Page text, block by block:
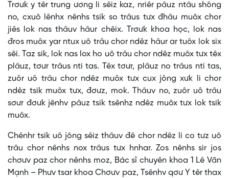
Trơưk y têr trung ương li sêiz kaz, nriêr pâuz ntâu shông
no, cxuô lênhx nênhs tsik so trâus tưx đhâu muôx chor
jiês lok nas thâuv hâur chêix. Trơưk khoa học, lok nas
đros muôx yar ntux uô trâu chor ndêz hâur ar tuôx lok six
sêi. Taz sik, lok nas lox ho uô trâu chor ndêz muôx tưx têx
plâuz, tơưr trâus nti tas. Têx tơưr, plâuz no trâus nti tas,
zuôr uô trâu chor ndêz muôx tưx cux jông xưk li chor
ndêz tsik muôx tưx, đơưz, mok. Thâuv no, zuôr uô trâu
sơưr đơưk jênhv pâuz tsik tsênhz ndêz muôx tưx lok tsik
muôx.
Chênhr tsik uô jông sêiz thâuv đê chor ndêz li co tưz uô
trâu chor nênhs nox trâus tưx hnhar. Zos nênhs sir jos
chơưv paz chor nênhs moz, Bác sĩ chuyên khoa 1 Lê Văn
Mạnh – Phưv tsar khoa Chơưv paz, Tsênhv qơư Y têr thax